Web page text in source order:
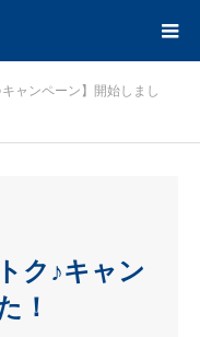
ャンペーン】開始しまし
ク♪キャン
！